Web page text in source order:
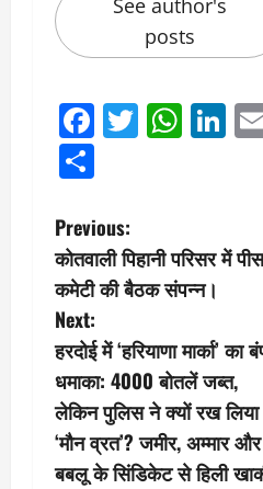
See author's
posts
Facebook
Twitter
P
o
s
t
n
a
Previous:
कोतवाली पिहानी परिसर में पीस
कमेटी की बैठक संपन्न।
Next:
हरदोई में ‘हरियाणा मार्का’ का
धमाका: 4000 बोतलें जब्त,
लेकिन पुलिस ने क्यों रख लिया
‘मौन व्रत’? जमीर, अम्मार और
बबलू के सिंडिकेट से हिली